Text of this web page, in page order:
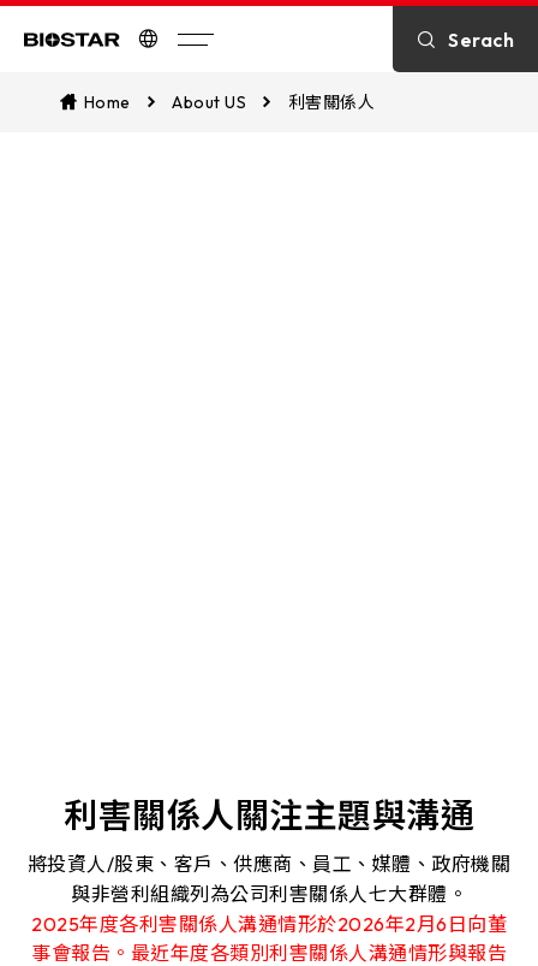
Serach
Home About US 利害關係人
利害關係人關注主題與溝通
將投資人/股東、客戶、供應商、員工、媒體、政府機關
與非營利組織列為公司利害關係人七大群體。
2025年度各利害關係人溝通情形於2026年2月6日向董
事會報告。最近年度各類別利害關係人溝通情形與報告